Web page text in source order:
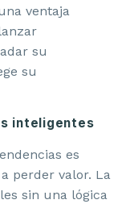
ventaja
su
su
inteligentes
es
perder valor. La
sin una lógica